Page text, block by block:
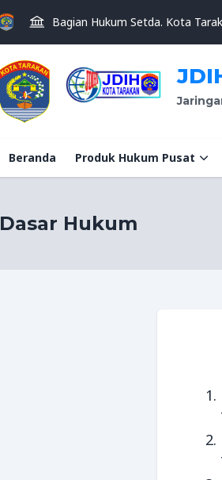
Bagian Hukum Setda. Kota
Beranda Produk Hukum Pusat
Dasar Hukum